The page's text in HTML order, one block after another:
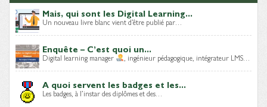
Mais, qui sont les Digital Learning...
Un nouveau livre blanc vient d’être publié par…
Enquête – C’est quoi un...
Digital learning manager , ingénieur pédagogique, intégrateur LMS…
A quoi servent les badges et les...
Les badges, à l’instar des diplômes et des…